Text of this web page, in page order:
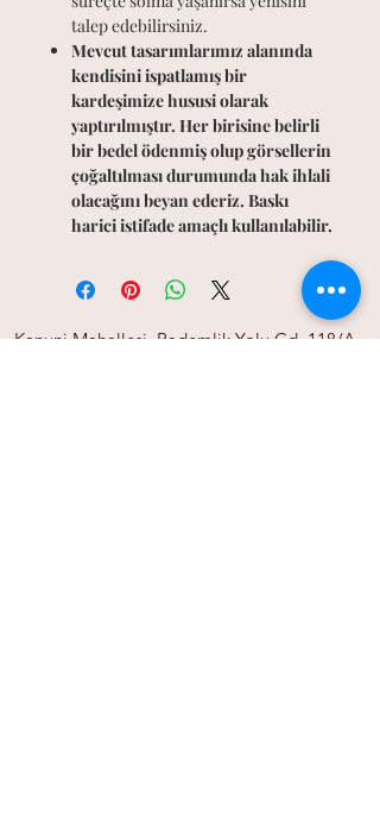
talep edebilirsiniz.
Mevcut tasarımlarımız alanında
kendisini ispatlamış bir
kardeşimize hususi olarak
yaptırılmıştır. Her birisine belirli
bir bedel ödenmiş olup görsellerin
çoğaltılması durumunda hak ihlali
olacağını beyan ederiz. Baskı
harici istifade amaçlı kullanılabilir.
Kanuni Mahallesi. Bademlik Yolu Cd. 118/A